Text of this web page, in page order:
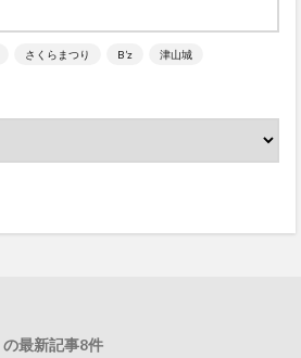
さくらまつり B’z 津山城
の最新記事8件